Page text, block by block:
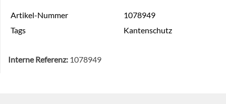
Artikel-Nummer
1078949
Tags
Kantenschutz
Interne Referenz: 1078949